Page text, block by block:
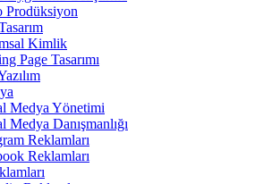
Prodüksiyon
Kimlik
Page Tasarımı
Medya Yönetimi
Medya Danışmanlığı
Reklamları
Reklamları